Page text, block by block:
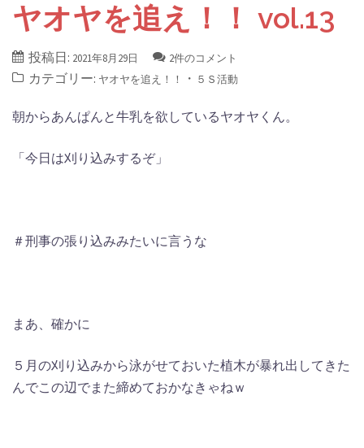
ヤオヤを追え！！ vol.13
投稿日: 2021年8月29日 2件のコメント
カテゴリー: ヤオヤを追え！！ ・ ５Ｓ活動
朝からあんぱんと牛乳を欲しているヤオヤくん。
「今日は刈り込みするぞ」
＃刑事の張り込みみたいに言うな
まあ、確かに
５月の刈り込みから泳がせておいた植木が暴れ出してきた
んでこの辺でまた締めておかなきゃねｗ